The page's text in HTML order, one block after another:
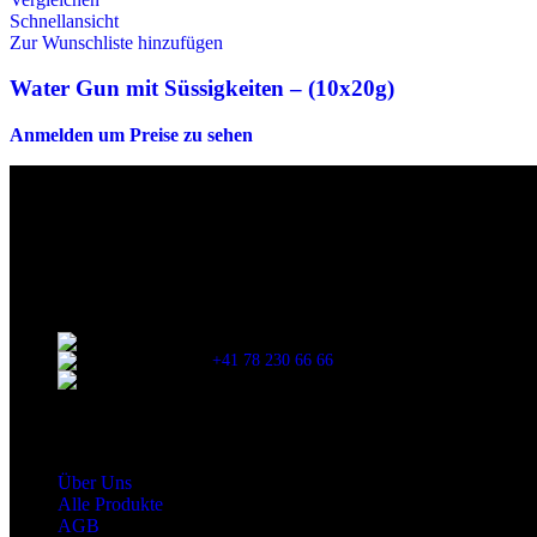
Schnellansicht
Zur Wunschliste hinzufügen
Water Gun mit Süssigkeiten – (10x20g)
Anmelden um Preise zu sehen
+41 78 230 66 66
Über Uns
Alle Produkte
AGB